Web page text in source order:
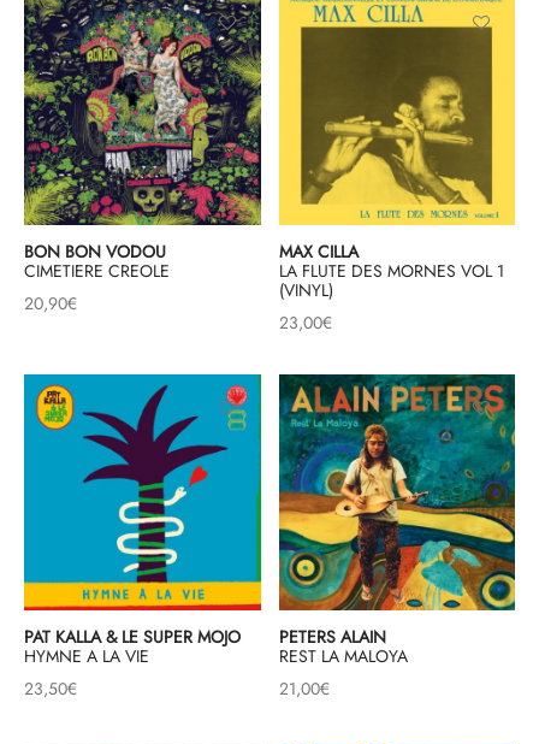
BON BON VODOU
CIMETIERE CREOLE
20,90€
MAX CILLA
LA FLUTE DES MORNES VOL 1
(VINYL)
23,00€
PAT KALLA & LE SUPER MOJO
HYMNE A LA VIE
23,50€
PETERS ALAIN
REST LA MALOYA
21,00€